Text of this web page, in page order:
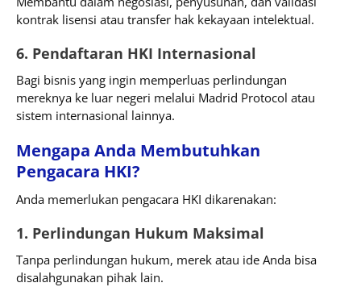
kontrak lisensi atau transfer hak kekayaan intelektual.
6. Pendaftaran HKI Internasional
Bagi bisnis yang ingin memperluas perlindungan
mereknya ke luar negeri melalui Madrid Protocol atau
sistem internasional lainnya.
Mengapa Anda Membutuhkan
Pengacara HKI?
Anda memerlukan pengacara HKI dikarenakan:
1. Perlindungan Hukum Maksimal
Tanpa perlindungan hukum, merek atau ide Anda bisa
disalahgunakan pihak lain.